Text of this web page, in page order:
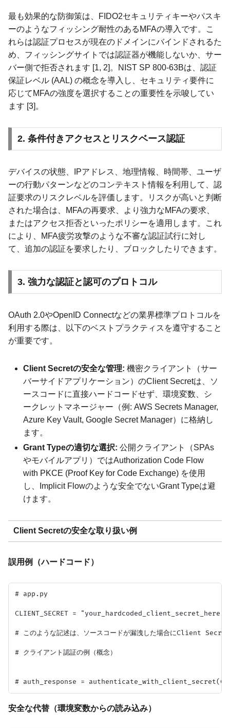
最も効果的な防御策は、FIDO2セキュリティキーやパスキ
ーのようなフィッシング耐性のあるMFAの導入です。こ
れらは認証プロセスが現在のドメインにバインドされるた
め、フィッシングサイトでは認証器が機能しないか、サー
バー側で拒否されます [1, 2]。NIST SP 800-63Bは、認証
保証レベル (AAL) の概念を導入し、セキュリティ要件に
応じてMFAの強度を選択することの重要性を示唆してい
ます [3]。
2. 条件付きアクセスとリスクベース認証
デバイスの状態、IPアドレス、地理情報、時間帯、ユーザ
ーの行動パターンなどのコンテキスト情報を利用して、認
証要求のリスクレベルを評価します。リスクが高いと判断
された場合は、MFAの再要求、より強力なMFAの要求、
またはアクセス拒否といったポリシーを適用します。これ
により、MFA疲労攻撃のような不審な認証試行に対し
て、追加の認証を要求したり、ブロックしたりできます。
3. 強力な認証と認可のプロトコル
OAuth 2.0やOpenID Connectなどの業界標準プロトコルを
利用する際は、以下のベストプラクティスを遵守すること
が重要です。
Client Secretの安全な管理: 機密クライアント（サー
バーサイドアプリケーション）のClient Secretは、ソ
ースコードに直接ハードコードせず、環境変数、シ
ークレットマネージャー（例: AWS Secrets Manager,
Azure Key Vault, Google Secret Manager）に格納し
ます。
Grant Typeの適切な選択: 公開クライアント（SPAs
やモバイルアプリ）ではAuthorization Code Flow
with PKCE (Proof Key for Code Exchange) を使用
し、Implicit Flowのような安全でないGrant Typeは避
けます。
Client Secretの安全な取り扱い例
誤用例（ハードコード）
# app.py
CLIENT_SECRET = "your_hardcoded_client_secret_here" #
# このような記述は、ソースコードが漏洩した場合にClient Secret
# クライアント認証の例（概念）
安全な代替（環境変数からの読み込み）